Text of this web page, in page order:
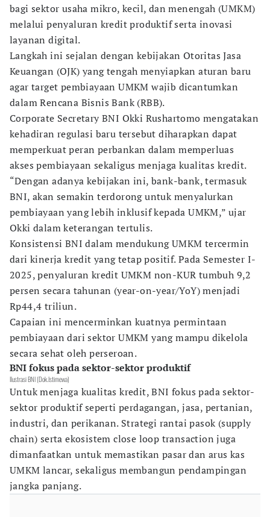
bagi sektor usaha mikro, kecil, dan menengah (UMKM)
melalui penyaluran kredit produktif serta inovasi
layanan digital.
Langkah ini sejalan dengan kebijakan Otoritas Jasa
Keuangan (OJK) yang tengah menyiapkan aturan baru
agar target pembiayaan UMKM wajib dicantumkan
dalam Rencana Bisnis Bank (RBB).
Corporate Secretary BNI Okki Rushartomo mengatakan
kehadiran regulasi baru tersebut diharapkan dapat
memperkuat peran perbankan dalam memperluas
akses pembiayaan sekaligus menjaga kualitas kredit.
“Dengan adanya kebijakan ini, bank-bank, termasuk
BNI, akan semakin terdorong untuk menyalurkan
pembiayaan yang lebih inklusif kepada UMKM,” ujar
Okki dalam keterangan tertulis.
Konsistensi BNI dalam mendukung UMKM tercermin
dari kinerja kredit yang tetap positif. Pada Semester I-
2025, penyaluran kredit UMKM non-KUR tumbuh 9,2
persen secara tahunan (year-on-year/YoY) menjadi
Rp44,4 triliun.
Capaian ini mencerminkan kuatnya permintaan
pembiayaan dari sektor UMKM yang mampu dikelola
secara sehat oleh perseroan.
BNI fokus pada sektor-sektor produktif
Ilustrasi BNI (Dok.Istimewa)
Untuk menjaga kualitas kredit, BNI fokus pada sektor-
sektor produktif seperti perdagangan, jasa, pertanian,
industri, dan perikanan. Strategi rantai pasok (supply
chain) serta ekosistem close loop transaction juga
dimanfaatkan untuk memastikan pasar dan arus kas
UMKM lancar, sekaligus membangun pendampingan
jangka panjang.